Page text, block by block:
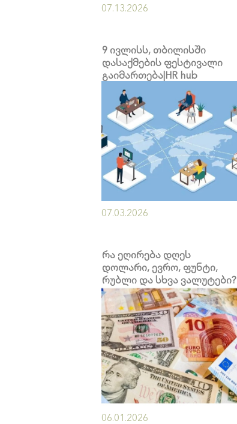
07.13.2026
9 ივლისს, თბილისში
დასაქმების ფესტივალი
გაიმართება|HR hub
07.03.2026
რა ეღირება დღეს
დოლარი, ევრო, ფუნტი,
რუბლი და სხვა ვალუტები?
06.01.2026